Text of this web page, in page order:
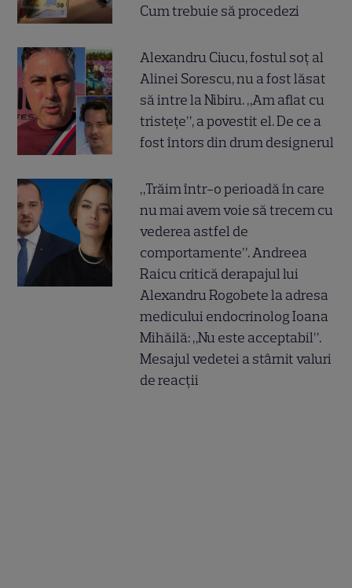
Cum trebuie să procedezi
Alexandru Ciucu, fostul soț al
Alinei Sorescu, nu a fost lăsat
să intre la Nibiru. „Am aflat cu
tristețe”, a povestit el. De ce a
fost întors din drum designerul
„Trăim într-o perioadă în care
nu mai avem voie să trecem cu
vederea astfel de
comportamente”. Andreea
Raicu critică derapajul lui
Alexandru Rogobete la adresa
medicului endocrinolog Ioana
Mihăilă: „Nu este acceptabil”.
Mesajul vedetei a stârnit valuri
de reacții